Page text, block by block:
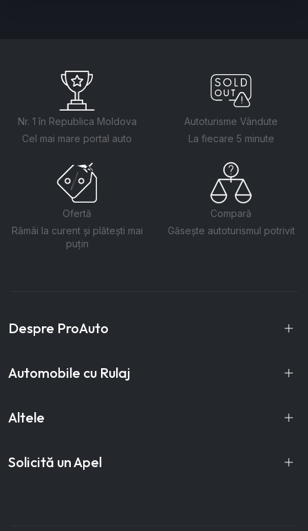
Nr. 1 în Republica Moldova
Cel mai mare portal auto
Autoturisme Vândute
La fiecare 5 minute
Ofertă
Rămâi la curent și plătești mai
puțin
Compară
Găsește autoturismul potrivit
Despre ProAuto
Automobile cu Rulaj
Altele
Solicită un Apel